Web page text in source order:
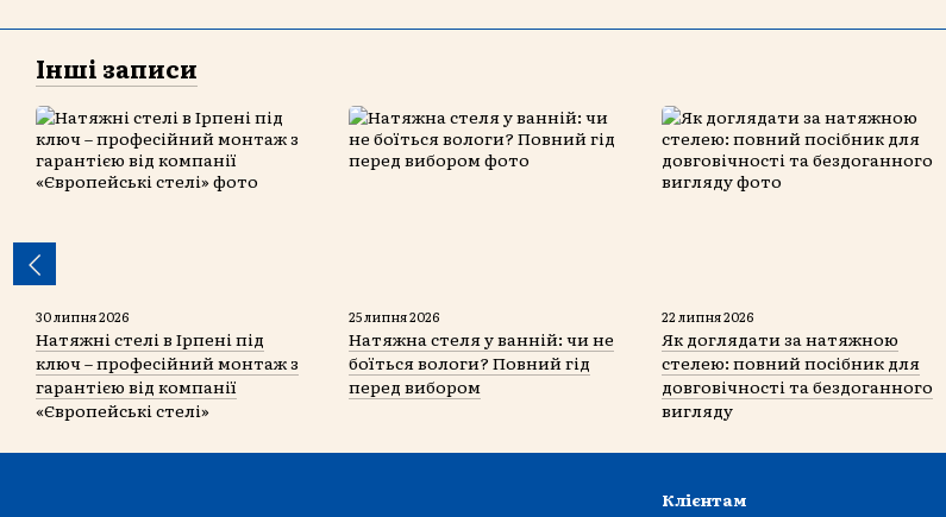
Інші записи
30 липня 2026
Натяжні стелі в Ірпені під
ключ – професійний монтаж з
гарантією від компанії
«Європейські стелі»
25 липня 2026
Натяжна стеля у ванній: чи не
боїться вологи? Повний гід
перед вибором
22 липня 2026
Як доглядати за натяжною
стелею: повний посібник для
довговічності та бездоганного
вигляду
Клієнтам